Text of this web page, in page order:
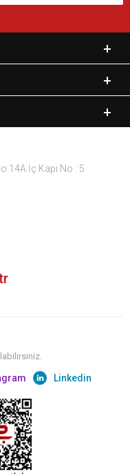
İç Kapı No : 5
Linkedin